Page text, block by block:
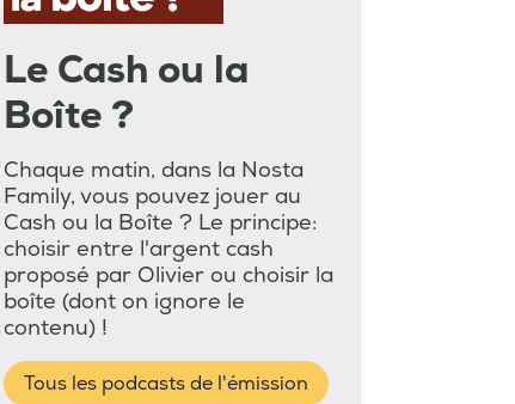
Le Cash ou la
Boîte ?
Chaque matin, dans la Nosta
Family, vous pouvez jouer au
Cash ou la Boîte ? Le principe:
choisir entre l'argent cash
proposé par Olivier ou choisir la
boîte (dont on ignore le
contenu) !
Tous les podcasts de l'émission